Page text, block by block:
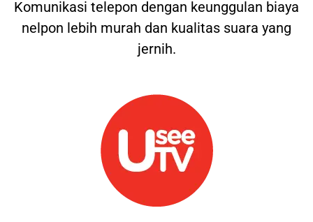
Komunikasi telepon dengan keunggulan biaya
nelpon lebih murah dan kualitas suara yang
jernih.